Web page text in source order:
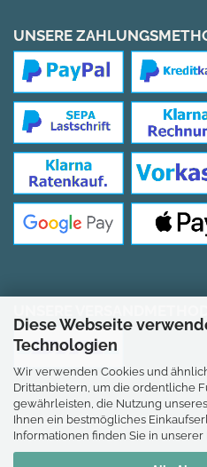
Diese Webseite
Technologien
Wir verwenden Cookies und
Drittanbietern, um die ordentliche
gewährleisten, die Nutzung
Ihnen ein bestmögliches
Informationen finden Sie in unserer
UNSERE
*Gilt für Lieferungen nach